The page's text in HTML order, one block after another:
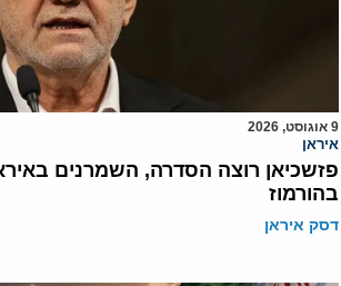
9 אוגוסט, 2026
איראן
פזשכיאן רוצה הסדרה, השמרנים
בהורמוז
דסק איראן